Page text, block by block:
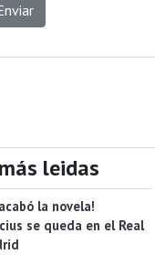
leidas
la novela!
se queda en el Real